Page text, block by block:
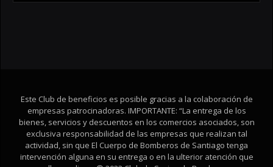
Este Club de beneficios es posible gracias a la colaboración de
empresas patrocinadoras. IMPORTANTE: “La entrega de los
bienes, servicios y descuentos en los comercios asociados, son
exclusiva responsabilidad de las empresas que realizan tal
actividad, sin que El Cuerpo de Bomberos de Santiago tenga
intervención alguna en su entrega o en la ulterior atención que